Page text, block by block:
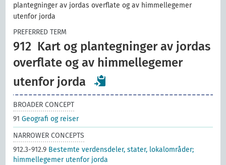
plantegninger av jordas overflate og av himmellegemer
utenfor jorda
PREFERRED TERM
912 Kart og plantegninger av jordas
overflate og av himmellegemer
utenfor jorda
BROADER CONCEPT
91Geografi og reiser
NARROWER CONCEPTS
912.3-912.9 Bestemte verdensdeler, stater, lokalområder;
himmellegemer utenfor jorda